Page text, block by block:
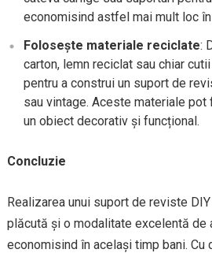
economisind astfel mai mult loc
Folosește materiale reciclate:
carton, lemn reciclat sau chiar
pentru a construi un suport de
sau vintage. Aceste materiale
un obiect decorativ și funcțional.
Concluzie
Realizarea unui suport de reviste
plăcută și o modalitate excelentă de
economisind în același timp bani. Cu